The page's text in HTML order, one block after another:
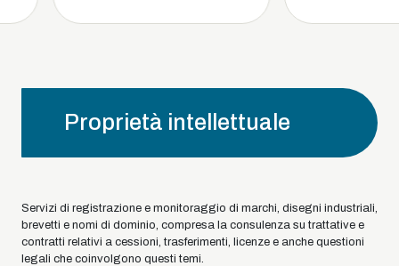
Proprietà intellettuale
Servizi di registrazione e monitoraggio di marchi, disegni industriali,
brevetti e nomi di dominio, compresa la consulenza su trattative e
contratti relativi a cessioni, trasferimenti, licenze e anche questioni
legali che coinvolgono questi temi.